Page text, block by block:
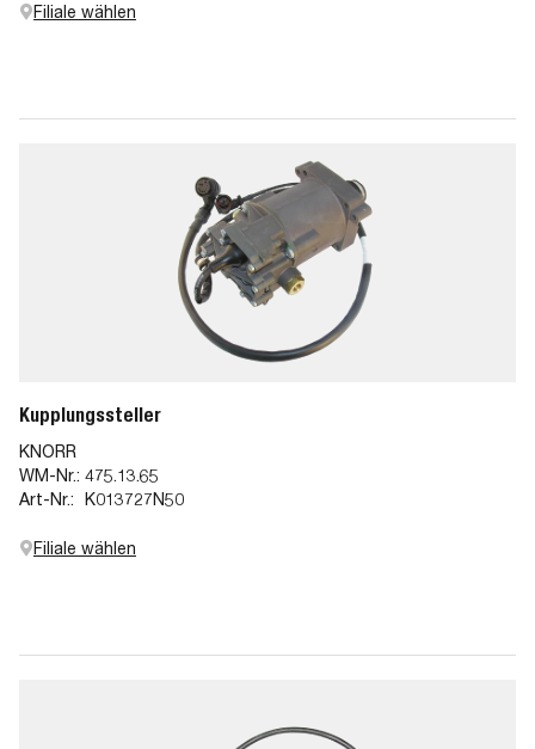
Filiale wählen
Kupplungssteller
KNORR
WM-Nr.: 475.13.65
Art-Nr.: K013727N50
Filiale wählen